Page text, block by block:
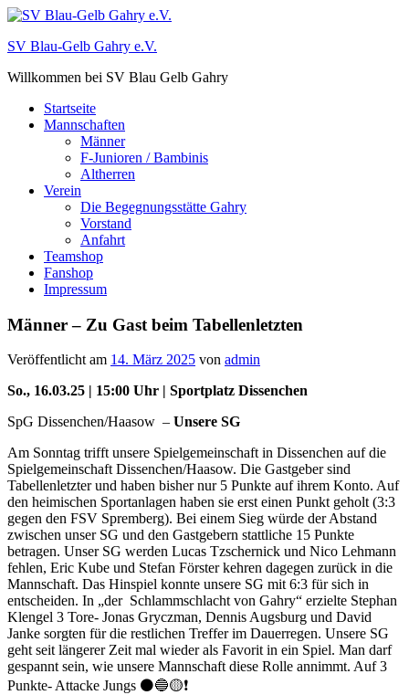
Zum
springen
SV Blau-Gelb Gahry e.V.
Willkommen bei SV Blau Gelb Gahry
Startseite
Mannschaften
Männer
F-Junioren / Bambinis
Altherren
Verein
Die Begegnungsstätte Gahry
Vorstand
Anfahrt
Teamshop
Fanshop
Impressum
Männer – Zu Gast beim Tabellenletzten
Veröffentlicht am 14. März 2025 von admin
So., 16.03.25 | 15:00 Uhr | Sportplatz Dissenchen
SpG Dissenchen/Haasow – Unsere SG
Am Sonntag trifft unsere Spielgemeinschaft in Dissenchen auf die
Spielgemeinschaft Dissenchen/Haasow. Die Gastgeber sind
Tabellenletzter und haben bisher nur 5 Punkte auf ihrem Konto. Auf
den heimischen Sportanlagen haben sie erst einen Punkt geholt (3:3
gegen den FSV Spremberg). Bei einem Sieg würde der Abstand
zwischen unser SG und den Gastgebern stattliche 15 Punkte
betragen. Unser SG werden Lucas Tzschernick und Nico Lehmann
fehlen, Eric Kube und Stefan Förster kehren dagegen zurück in die
Mannschaft. Das Hinspiel konnte unsere SG mit 6:3 für sich in
entscheiden. In „der Schlammschlacht von Gahry“ erzielte Stephan
Klengel 3 Tore- Jonas Gryczman, Dennis Augsburg und David
Janke sorgten für die restlichen Treffer im Dauerregen. Unsere SG
geht seit längerer Zeit mal wieder als Favorit in ein Spiel. Man darf
gespannt sein, wie unsere Mannschaft diese Rolle annimmt. Auf 3
Punkte- Attacke Jungs ⚫️🔵🟡❗️